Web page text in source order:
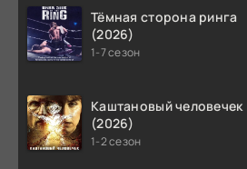
Тёмная сторона ринга
(2026)
1-7 сезон
Каштановый человечек
(2026)
1-2 сезон